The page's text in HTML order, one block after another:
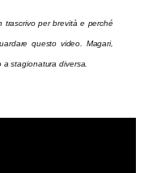
trascrivo per brevità e perché
questo video. Magari,
stagionatura diversa.